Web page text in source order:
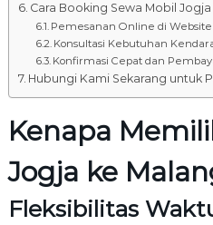
Cara Booking Sewa Mobil
Pemesanan Online di Website
Konsultasi Kebutuhan
Konfirmasi Cepat dan
Hubungi Kami Sekarang untuk
Kenapa
Jogja ke
Fleksibilitas